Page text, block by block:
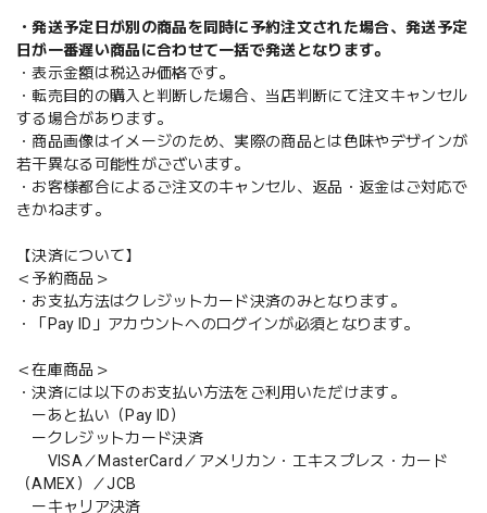
・発送予定日が別の商品を同時に予約注文された場合、発送予定
日が一番遅い商品に合わせて一括で発送となります。
・表示金額は税込み価格です。
・転売目的の購入と判断した場合、当店判断にて注文キャンセル
する場合があります。
・商品画像はイメージのため、実際の商品とは色味やデザインが
若干異なる可能性がございます。
・お客様都合によるご注文のキャンセル、返品・返金はご対応で
きかねます。
【決済について】
＜予約商品＞
・お支払方法はクレジットカード決済のみとなります。
・「Pay ID」アカウントへのログインが必須となります。
＜在庫商品＞
・決済には以下のお支払い方法をご利用いただけます。
ーあと払い（Pay ID）
ークレジットカード決済
VISA／MasterCard／アメリカン・エキスプレス・カード
（AMEX）／JCB
ーキャリア決済